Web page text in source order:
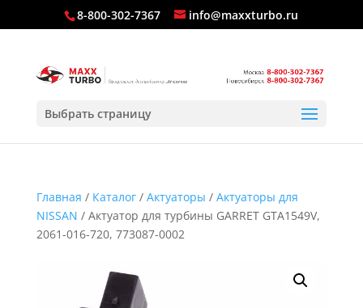
8-800-302-7367 info@maxxturbo.ru
Выбрать страницу
Главная / Каталог/ Актуаторы / Актуаторы для
NISSAN / Актуатор для турбины GARRET GTA1549V,
2061-016-720, 773087-0002